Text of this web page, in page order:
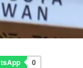
0